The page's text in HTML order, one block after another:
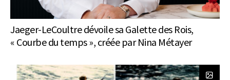
Jaeger-LeCoultre dévoile sa Galette des Rois,
« Courbe du temps », créée par Nina Métayer